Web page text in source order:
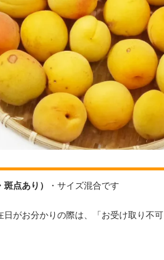
点あり） ・サイズ混合です
がお分かりの際は、「お受け取り不可